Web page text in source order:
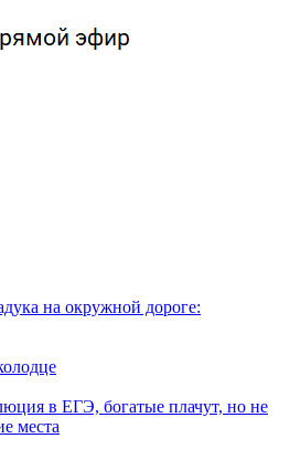
на окружной дороге:
в ЕГЭ, богатые плачут, но не
места